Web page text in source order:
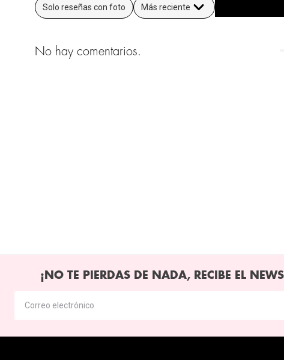
Solo reseñas con foto Más reciente
No hay comentarios.
¡NO TE PIERDAS DE NADA, RECIBE EL